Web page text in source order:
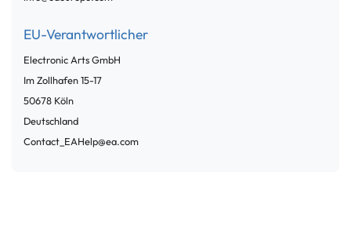
EU-Verantwortlicher
Electronic Arts GmbH
Im Zollhafen15-17
50678 Köln
Deutschland
Contact_EAHelp@ea.com